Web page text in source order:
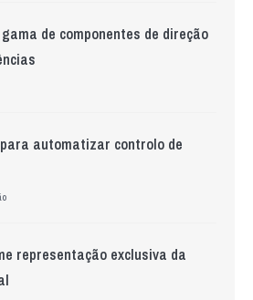
de componentes de direção
automatizar controlo de
representação exclusiva da